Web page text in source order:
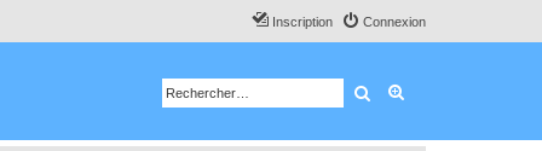
Connexion
Inscription
Rechercher